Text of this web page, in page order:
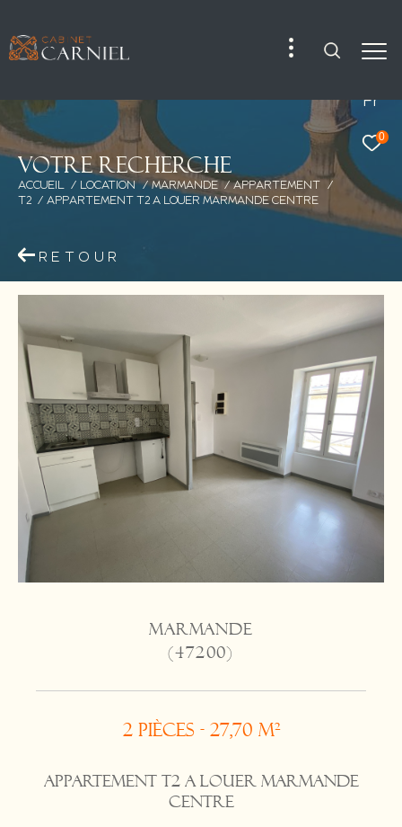
Fr
0
Votre recherche
ACCUEIL LOCATION MARMANDE
APPARTEMENT
T2
APPARTEMENT T2 A LOUER MARMANDE CENTRE
RETOUR
MARMANDE
(47200)
2 pièces - 27,70 m²
APPARTEMENT T2 A LOUER MARMANDE
CENTRE